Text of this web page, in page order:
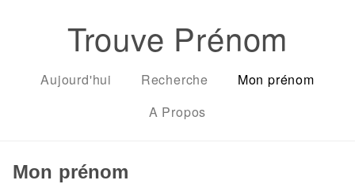
Trouve Prénom
Aujourd'hui Recherche
Mon prénom
A Propos
Mon prénom